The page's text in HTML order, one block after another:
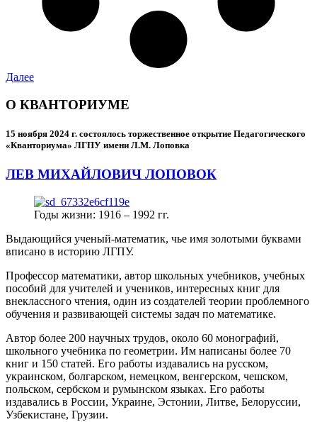
Далее
О КВАНТОРИУМЕ
15 ноября 2024 г. состоялось торжественное открытие Педагогического
«Кванториума» ЛГПУ имени Л.М. Лоповка
ЛЕВ МИХАЙЛОВИЧ ЛОПОВОК
Годы жизни: 1916 – 1992 гг.
Выдающийся ученый-математик, чье имя золотыми буквами
вписано в историю ЛГПУ.
Профессор математики, автор школьных учебников, учебных
пособий для учителей и учеников, интересных книг для
внеклассного чтения, один из создателей теории проблемного
обучения и развивающей системы задач по математике.
Автор более 200 научных трудов, около 60 монографий,
школьного учебника по геометрии. Им написаны более 70
книг и 150 статей. Его работы издавались на русском,
украинском, болгарском, немецком, венгерском, чешском,
польском, сербском и румынском языках. Его работы
издавались в России, Украине, Эстонии, Литве, Белоруссии,
Узбекистане, Грузии.